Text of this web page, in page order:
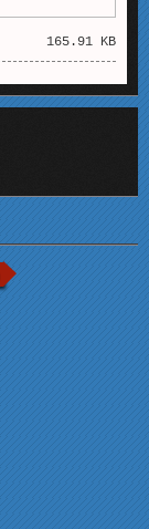
165.91 KB